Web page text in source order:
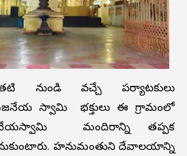
నుండి వచ్చే పర్యాటకులు
స్వామి భక్తులు ఈ గ్రామంలో
మందిరాన్ని తప్పక
హనుమంతుని దేవాలయాన్ని